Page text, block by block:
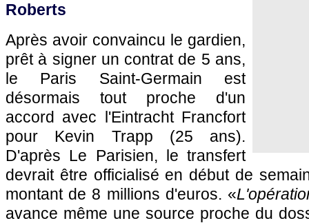
Roberts
Après avoir convaincu le gardien,
prêt à signer un contrat de 5 ans,
le Paris Saint-Germain est
désormais tout proche d'un
accord avec l'Eintracht Francfort
pour Kevin Trapp (25 ans).
D'après Le Parisien, le transfert
devrait être officialisé en début de
montant de 8 millions d'euros. «
avance même une source proche du